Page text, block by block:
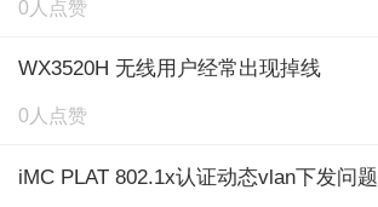
0人点赞
WX3520H 无线用户经常出现掉线
0人点赞
iMC PLAT 802.1x认证动态vlan下发问题